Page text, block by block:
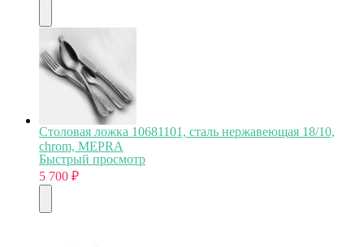
Столовая ложка 10681101, сталь нержавеющая 18/10,
chrom, MEPRA
Быстрый просмотр
5 700 ₽